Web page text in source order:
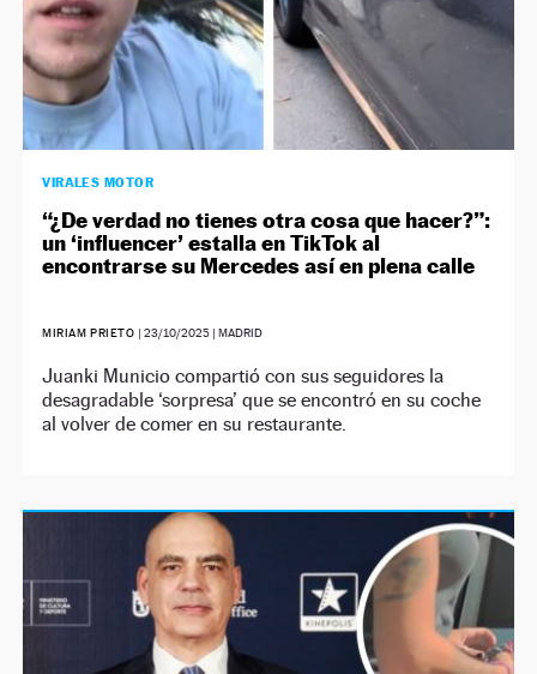
VIRALES MOTOR
“¿De verdad no tienes otra cosa que hacer?”:
un ‘influencer’ estalla en TikTok al
encontrarse su Mercedes así en plena calle
MIRIAM PRIETO | 23/10/2025| MADRID
Juanki Municio compartió con sus seguidores la
desagradable ‘sorpresa’ que se encontró en su coche
al volver de comer en su restaurante.